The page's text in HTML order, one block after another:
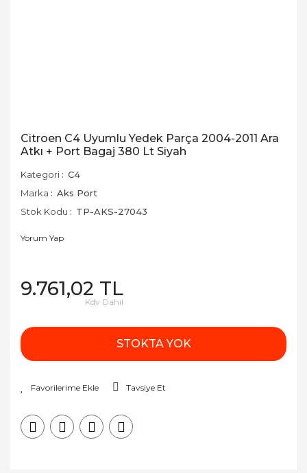
Citroen C4 Uyumlu Yedek Parça 2004-2011 Ara
Atkı + Port Bagaj 380 Lt Siyah
Kategori
C4
Marka
Aks Port
Stok Kodu
TP-AKS-27043
Yorum Yap
9.761,02 TL
Kdv Dahil
STOKTA YOK
Tavsiye Et